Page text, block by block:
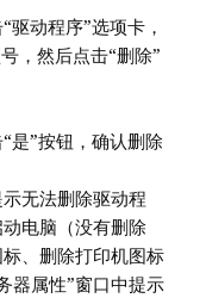
驱动程序”选项卡，
，然后点击“删除”
是”按钮，确认删除
无法删除驱动程
电脑（没有删除
、删除打印机图标
器属性”窗口中提示